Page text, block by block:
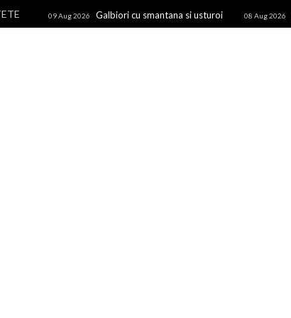
09 Aug 2026 Galbiori cu smantana si usturoi 08 Aug 2026